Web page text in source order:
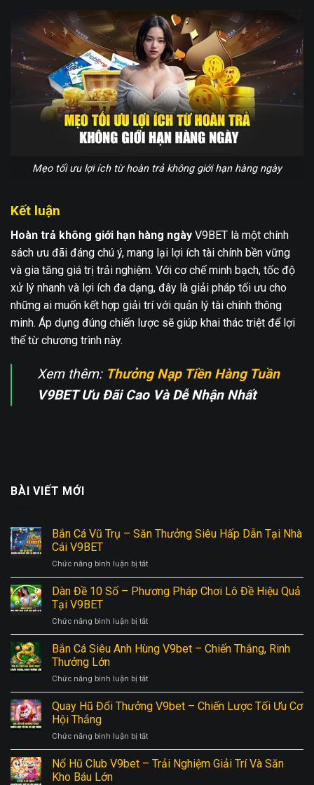
Mẹo tối ưu lợi ích từ hoàn trả không giới hạn hàng ngày
Kết luận
Hoàn trả không giới hạn hàng ngày V9BET là một chính
sách ưu đãi đáng chú ý, mang lại lợi ích tài chính bền vững
và gia tăng giá trị trải nghiệm. Với cơ chế minh bạch, tốc độ
xử lý nhanh và lợi ích đa dạng, đây là giải pháp tối ưu cho
những ai muốn kết hợp giải trí với quản lý tài chính thông
minh. Áp dụng đúng chiến lược sẽ giúp khai thác triệt để lợi
thế từ chương trình này.
Xem thêm: Thưởng Nạp Tiền Hàng Tuần
V9BET Ưu Đãi Cao Và Dễ Nhận Nhất
BÀI VIẾT MỚI
Bắn Cá Vũ Trụ – Săn Thưởng Siêu Hấp Dẫn Tại Nhà
Cái V9BET
Chức năng bình luận bị tắtở
Bắn
Cá
–
Săn
Thưởng
Dẫn
Tại
Nhà
Dàn Đề 10 Số – Phương Pháp Chơi Lô Đề Hiệu Quả
Tại V9BET
Chức năng bình luận bị tắtở
Dàn
Đề
10
–
Phương
Pháp
Đề
Hiệu
Quả
Bắn Cá Siêu Anh Hùng V9bet – Chiến Thắng, Rinh
Thưởng Lớn
Chức năng bình luận bị tắtở
Bắn
Cá
Siêu
Hùng
V9bet
–
Quay Hũ Đổi Thưởng V9bet – Chiến Lược Tối Ưu Cơ
Hội Thắng
Chức năng bình luận bị tắtở
Quay
Hũ
Nổ Hũ Club V9bet – Trải Nghiệm Giải Trí Và Săn
Kho Báu Lớn